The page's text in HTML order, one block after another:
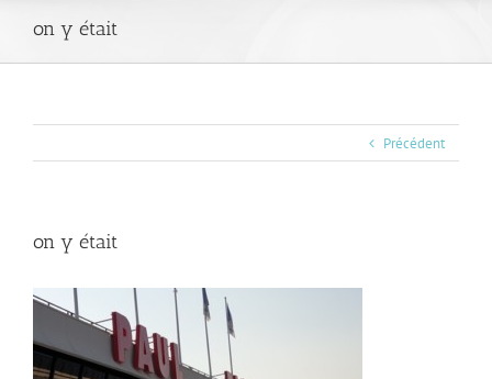
on y était
Précédent
on y était